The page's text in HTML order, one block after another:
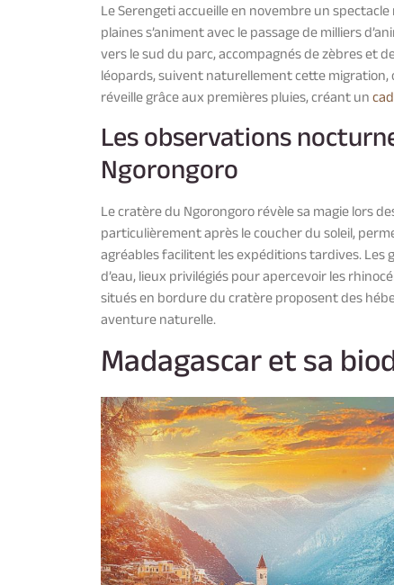
Le Serengeti accueille en novembre un
plaines s’animent avec le passage de milliers
vers le sud du parc, accompagnés de zèbres et
léopards, suivent naturellement cette migration,
réveille grâce aux premières pluies, créant un
Les observations
Ngorongoro
Le cratère du Ngorongoro révèle sa magie lors
particulièrement après le coucher du soleil,
agréables facilitent les expéditions tardives.
d’eau, lieux privilégiés pour apercevoir les
situés en bordure du cratère proposent des
aventure naturelle.
Madagascar et sa